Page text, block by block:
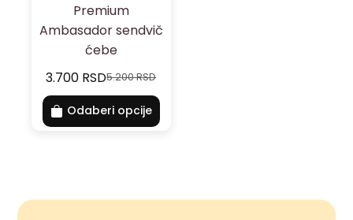
Premium
Ambasador sendvič
ćebe
5.200RSD
3.700 RSD
Odaberi opcije